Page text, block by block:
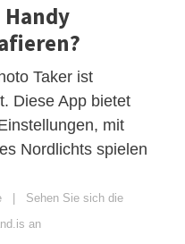
Taker ist
Diese App bietet
mit
Nordlichts spielen
| Sehen Sie sich die
an